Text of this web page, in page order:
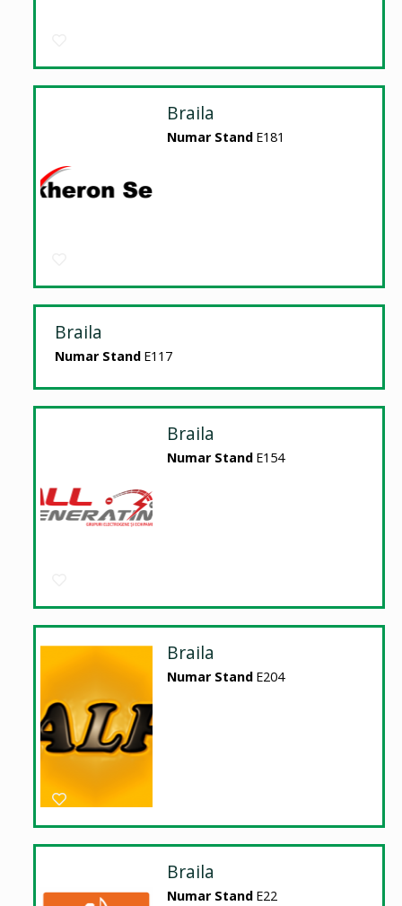
Braila
Numar Stand E181
Braila
Numar Stand E117
Braila
Numar Stand E154
Braila
Numar Stand E204
Braila
Numar Stand E22